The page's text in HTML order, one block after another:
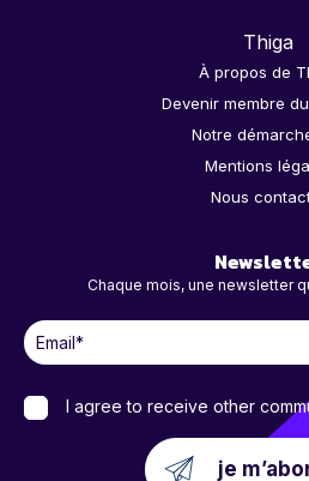
Thiga
À propos de
Devenir membre
Notre
Mentions
Nous
Chaque mois, une newsletter
I agree to receive other